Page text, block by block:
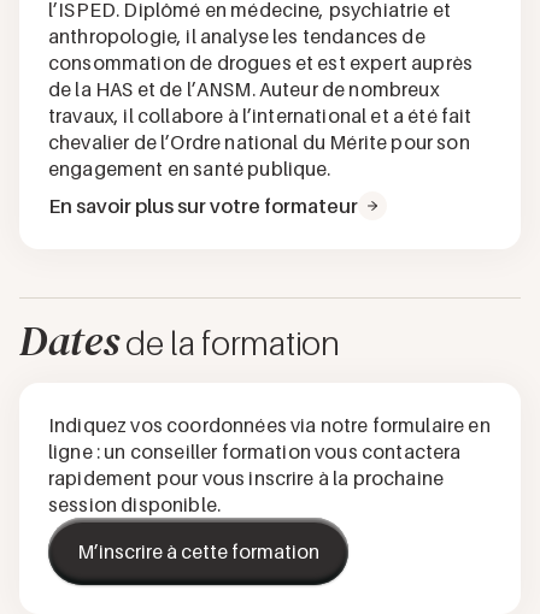
l’ISPED. Diplômé en médecine, psychiatrie et
anthropologie, il analyse les tendances de
consommation de drogues et est expert auprès
de la HAS et de l’ANSM. Auteur de nombreux
travaux, il collabore à l’international et a été fait
chevalier de l’Ordre national du Mérite pour son
engagement en santé publique.
En savoir plus sur votre formateur
Datesde la formation
Indiquez vos coordonnées via notre formulaire en
ligne : un conseiller formation vous contactera
rapidement pour vous inscrire à la prochaine
session disponible.
M’inscrire à cette formation